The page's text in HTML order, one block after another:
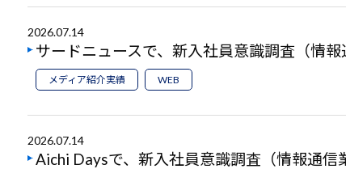
2026.07.14
サードニュースで、新入社員意識調査（情
メディア紹介実績 WEB
2026.07.14
Aichi Daysで、新入社員意識調査（情報通